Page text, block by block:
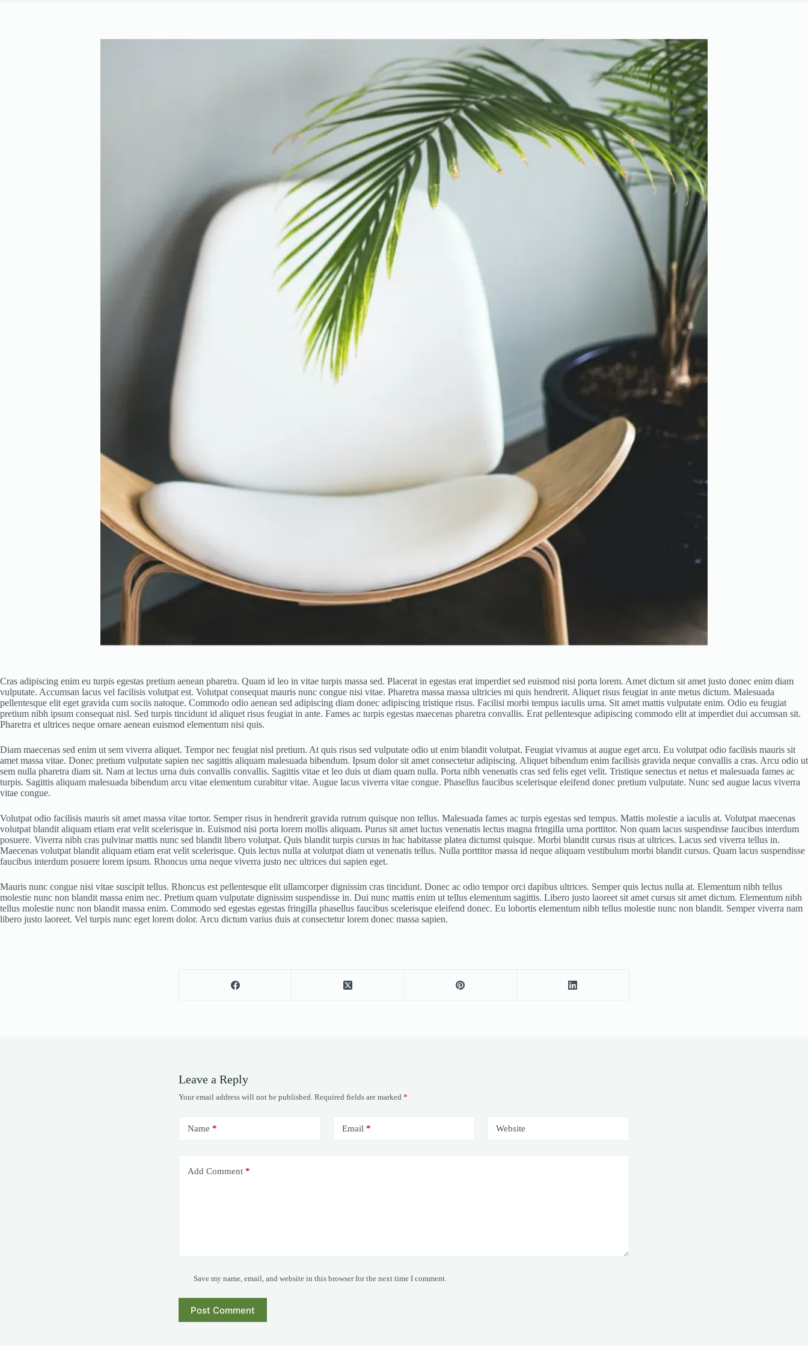
Cras adipiscing enim eu turpis egestas pretium aenean pharetra. Quam id leo in vitae turpis massa sed. Placerat in egestas erat imperdiet sed euismod nisi porta lorem. Amet dictum sit amet justo donec enim diam
vulputate. Accumsan lacus vel facilisis volutpat est. Volutpat consequat mauris nunc congue nisi vitae. Pharetra massa massa ultricies mi quis hendrerit. Aliquet risus feugiat in ante metus dictum. Malesuada
pellentesque elit eget gravida cum sociis natoque. Commodo odio aenean sed adipiscing diam donec adipiscing tristique risus. Facilisi morbi tempus iaculis urna. Sit amet mattis vulputate enim. Odio eu feugiat
pretium nibh ipsum consequat nisl. Sed turpis tincidunt id aliquet risus feugiat in ante. Fames ac turpis egestas maecenas pharetra convallis. Erat pellentesque adipiscing commodo elit at imperdiet dui accumsan sit.
Pharetra et ultrices neque ornare aenean euismod elementum nisi quis.
Diam maecenas sed enim ut sem viverra aliquet. Tempor nec feugiat nisl pretium. At quis risus sed vulputate odio ut enim blandit volutpat. Feugiat vivamus at augue eget arcu. Eu volutpat odio facilisis mauris sit
amet massa vitae. Donec pretium vulputate sapien nec sagittis aliquam malesuada bibendum. Ipsum dolor sit amet consectetur adipiscing. Aliquet bibendum enim facilisis gravida neque convallis a cras. Arcu odio ut
sem nulla pharetra diam sit. Nam at lectus urna duis convallis convallis. Sagittis vitae et leo duis ut diam quam nulla. Porta nibh venenatis cras sed felis eget velit. Tristique senectus et netus et malesuada fames ac
turpis. Sagittis aliquam malesuada bibendum arcu vitae elementum curabitur vitae. Augue lacus viverra vitae congue. Phasellus faucibus scelerisque eleifend donec pretium vulputate. Nunc sed augue lacus viverra
vitae congue.
Volutpat odio facilisis mauris sit amet massa vitae tortor. Semper risus in hendrerit gravida rutrum quisque non tellus. Malesuada fames ac turpis egestas sed tempus. Mattis molestie a iaculis at. Volutpat maecenas
volutpat blandit aliquam etiam erat velit scelerisque in. Euismod nisi porta lorem mollis aliquam. Purus sit amet luctus venenatis lectus magna fringilla urna porttitor. Non quam lacus suspendisse faucibus interdum
posuere. Viverra nibh cras pulvinar mattis nunc sed blandit libero volutpat. Quis blandit turpis cursus in hac habitasse platea dictumst quisque. Morbi blandit cursus risus at ultrices. Lacus sed viverra tellus in.
Maecenas volutpat blandit aliquam etiam erat velit scelerisque. Quis lectus nulla at volutpat diam ut venenatis tellus. Nulla porttitor massa id neque aliquam vestibulum morbi blandit cursus. Quam lacus suspendisse
faucibus interdum posuere lorem ipsum. Rhoncus urna neque viverra justo nec ultrices dui sapien eget.
Mauris nunc congue nisi vitae suscipit tellus. Rhoncus est pellentesque elit ullamcorper dignissim cras tincidunt. Donec ac odio tempor orci dapibus ultrices. Semper quis lectus nulla at. Elementum nibh tellus
molestie nunc non blandit massa enim nec. Pretium quam vulputate dignissim suspendisse in. Dui nunc mattis enim ut tellus elementum sagittis. Libero justo laoreet sit amet cursus sit amet dictum. Elementum nibh
tellus molestie nunc non blandit massa enim. Commodo sed egestas egestas fringilla phasellus faucibus scelerisque eleifend donec. Eu lobortis elementum nibh tellus molestie nunc non blandit. Semper viverra nam
libero justo laoreet. Vel turpis nunc eget lorem dolor. Arcu dictum varius duis at consectetur lorem donec massa sapien.
Leave a Reply
Your email address will not be published. Required fields are marked *
Name * Email * Website
Add Comment *
Save my name, email, and website in this browser for the next time I comment.
Post Comment